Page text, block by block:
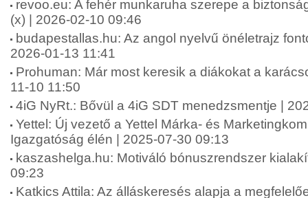
revoo.eu: A fehér munkaruha szerepe a
(x) | 2026-02-10 09:46
budapestallas.hu: Az angol nyelvű önéletrajz
2026-01-13 11:41
Prohuman: Már most keresik a diákokat a
11-10 11:50
4iG NyRt.: Bővül a 4iG SDT menedzsmentje |
Yettel: Új vezető a Yettel Márka- és
Igazgatóság élén | 2025-07-30 09:13
kaszashelga.hu: Motiváló bónuszrendszer
09:23
Katkics Attila: Az álláskeresés alapja a